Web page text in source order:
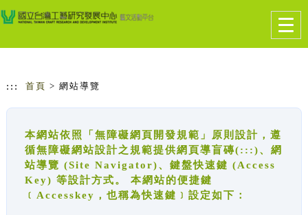
跳到主要內容
網站導覽
::: 首頁 > 網站導覽
本網站依照「無障礙網頁開發規範」原則設計，遵
循無障礙網站設計之規範提供網頁導盲磚(:::)、網
站導覽 (Site Navigator)、鍵盤快速鍵 (Access
Key) 等設計方式。 本網站的便捷鍵
﹝Accesskey，也稱為快速鍵﹞設定如下：